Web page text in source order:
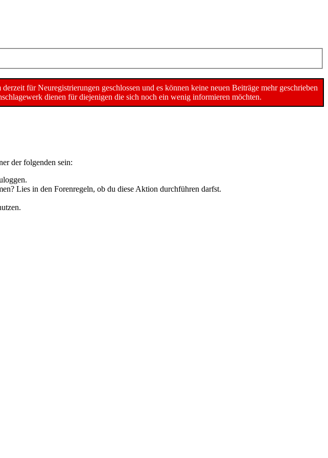
für Neuregistrierungen geschlossen und es können keine neuen Beiträge mehr geschrieben
dienen für diejenigen die sich noch ein wenig informieren möchten.
der folgenden sein:
Lies in den Forenregeln, ob du diese Aktion durchführen darfst.